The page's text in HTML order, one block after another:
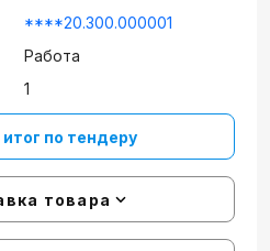
****20.300.000001
Работа
1
по тендеру
товара